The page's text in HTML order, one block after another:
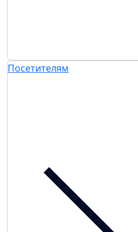
Посетителям